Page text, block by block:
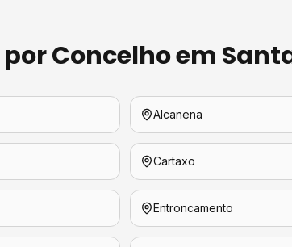
por Concelho em
Alcanena
Cartaxo
Entroncamento